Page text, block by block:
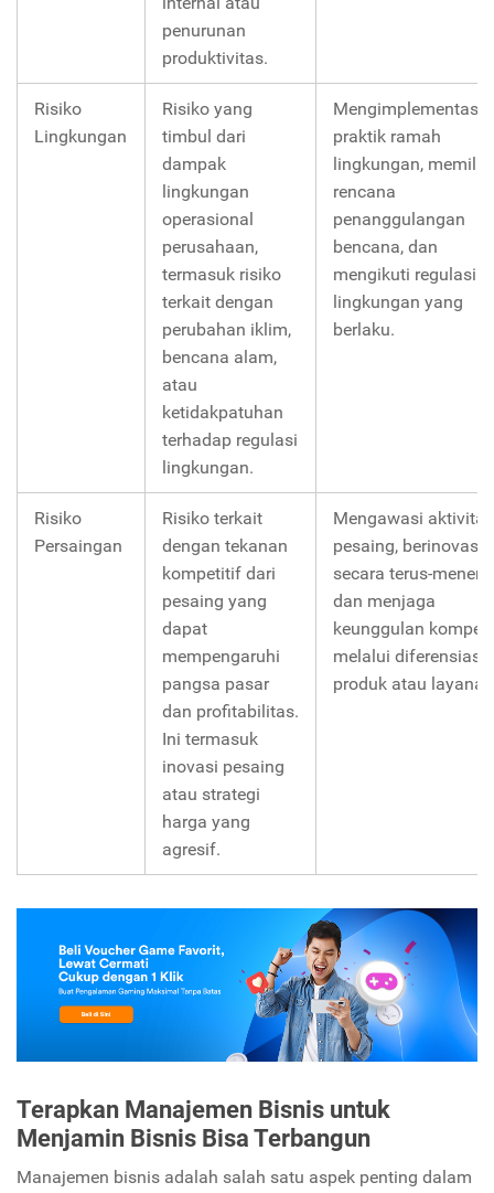
penurunan
produktivitas.
Risiko
Lingkungan
Risiko yang
timbul dari
dampak
lingkungan
operasional
perusahaan,
termasuk risiko
terkait dengan
perubahan iklim,
bencana alam,
atau
ketidakpatuhan
terhadap regulasi
lingkungan.
praktik ramah
lingkungan, memiliki
rencana
penanggulangan
bencana, dan
mengikuti regulasi
lingkungan yang
berlaku.
Risiko
Persaingan
Risiko terkait
dengan tekanan
kompetitif dari
pesaing yang
dapat
mempengaruhi
pangsa pasar
dan profitabilitas.
Ini termasuk
inovasi pesaing
atau strategi
harga yang
agresif.
Mengawasi aktivitas
pesaing, berinovasi
secara terus-
dan menjaga
keunggulan
melalui diferensiasi
produk atau
Terapkan Manajemen Bisnis untuk
Menjamin Bisnis Bisa Terbangun
Manajemen bisnis adalah salah satu aspek penting dalam